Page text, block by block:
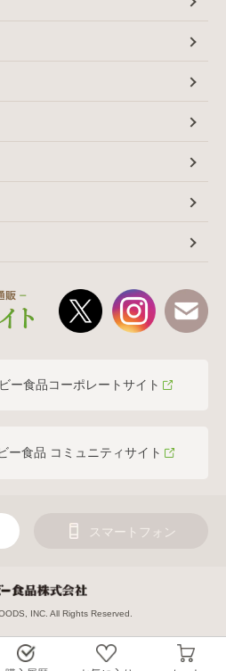
ー食品コーポレートサイト
ー食品 コミュニティサイト
スマートフォン
INC. All Rights Reserved.